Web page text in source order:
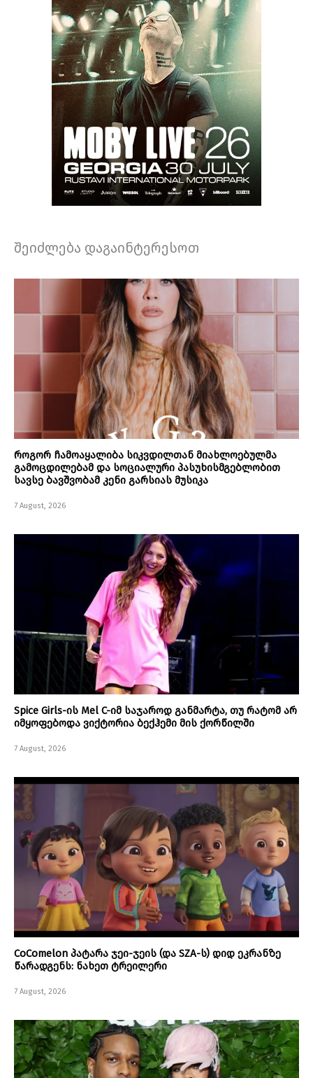
შეიძლება დაგაინტერესოთ
როგორ ჩამოაყალიბა სიკვდილთან მიახლოებულმა
გამოცდილებამ და სოციალური პასუხისმგებლობით
სავსე ბავშვობამ კენი გარსიას მუსიკა
7 August, 2026
Spice Girls-ის Mel C-იმ საჯაროდ განმარტა, თუ რატომ არ
იმყოფებოდა ვიქტორია ბექჰემი მის ქორწილში
7 August, 2026
CoComelon პატარა ჯეი-ჯეის (და SZA-ს) დიდ ეკრანზე
წარადგენს: ნახეთ ტრეილერი
7 August, 2026